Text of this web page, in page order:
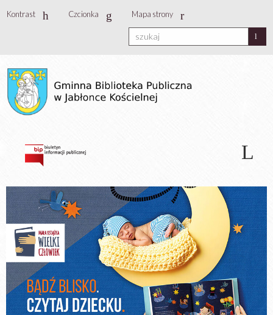
Kontrast Czcionka Mapa strony